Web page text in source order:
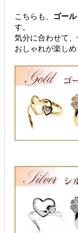
こちらも、 ゴー
す。
気分に合わせて
おしゃれが楽しめ